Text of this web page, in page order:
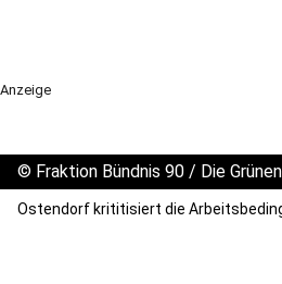
Anzeige
© Fraktion Bündnis 90 / Die Grünen
Ostendorf krititisiert die